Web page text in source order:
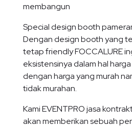
membangun
Special design booth
Dengan design booth yang
tetap friendly FOCCALURE
eksistensinya dalam hal
dengan harga yang murah
tidak murahan.
Kami EVENTPRO jasa
akan memberikan sebuah